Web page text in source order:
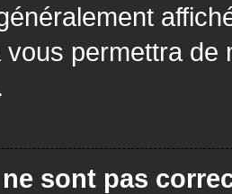
permettra
sont pas